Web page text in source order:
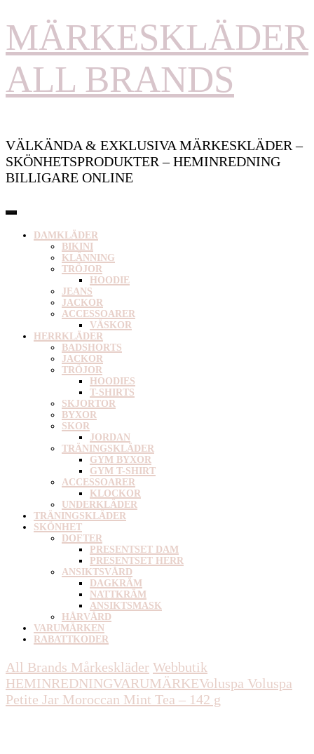
MÄRKESKLÄDER
ALL BRANDS
VÄLKÄNDA & EXKLUSIVA MÄRKESKLÄDER –
SKÖNHETSPRODUKTER – HEMINREDNING
BILLIGARE ONLINE
DAMKLÄDER
BIKINI
KLÄNNING
TRÖJOR
HOODIE
JEANS
JACKOR
ACCESSOARER
VÄSKOR
HERRKLÄDER
BADSHORTS
JACKOR
TRÖJOR
HOODIES
T-SHIRTS
SKJORTOR
BYXOR
SKOR
JORDAN
TRÄNINGSKLÄDER
GYM BYXOR
GYM T-SHIRT
ACCESSOARER
KLOCKOR
UNDERKLÄDER
TRÄNINGSKLÄDER
SKÖNHET
DOFTER
PRESENTSET DAM
PRESENTSET HERR
ANSIKTSVÅRD
DAGKRÄM
NATTKRÄM
ANSIKTSMASK
HÅRVÅRD
VARUMÄRKEN
RABATTKODER
All Brands Mårkeskläder Webbutik
HEMINREDNINGVARUMÄRKEVoluspa Voluspa
Petite Jar Moroccan Mint Tea – 142 g